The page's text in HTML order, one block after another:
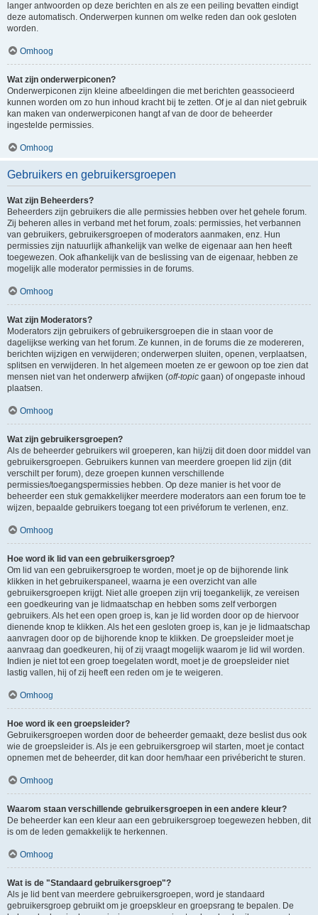
langer antwoorden op deze berichten en als ze een peiling bevatten eindigt
deze automatisch. Onderwerpen kunnen om welke reden dan ook gesloten
worden.
Omhoog
Wat zijn onderwerpiconen?
Onderwerpiconen zijn kleine afbeeldingen die met berichten geassocieerd
kunnen worden om zo hun inhoud kracht bij te zetten. Of je al dan niet gebruik
kan maken van onderwerpiconen hangt af van de door de beheerder
ingestelde permissies.
Omhoog
Gebruikers en gebruikersgroepen
Wat zijn Beheerders?
Beheerders zijn gebruikers die alle permissies hebben over het gehele forum.
Zij beheren alles in verband met het forum, zoals: permissies, het verbannen
van gebruikers, gebruikersgroepen of moderators aanmaken, enz. Hun
permissies zijn natuurlijk afhankelijk van welke de eigenaar aan hen heeft
toegewezen. Ook afhankelijk van de beslissing van de eigenaar, hebben ze
mogelijk alle moderator permissies in de forums.
Omhoog
Wat zijn Moderators?
Moderators zijn gebruikers of gebruikersgroepen die in staan voor de
dagelijkse werking van het forum. Ze kunnen, in de forums die ze modereren,
berichten wijzigen en verwijderen; onderwerpen sluiten, openen, verplaatsen,
splitsen en verwijderen. In het algemeen moeten ze er gewoon op toe zien dat
mensen niet van het onderwerp afwijken (off-topic gaan) of ongepaste inhoud
plaatsen.
Omhoog
Wat zijn gebruikersgroepen?
Als de beheerder gebruikers wil groeperen, kan hij/zij dit doen door middel van
gebruikersgroepen. Gebruikers kunnen van meerdere groepen lid zijn (dit
verschilt per forum), deze groepen kunnen verschillende
permissies/toegangspermissies hebben. Op deze manier is het voor de
beheerder een stuk gemakkelijker meerdere moderators aan een forum toe te
wijzen, bepaalde gebruikers toegang tot een privéforum te verlenen, enz.
Omhoog
Hoe word ik lid van een gebruikersgroep?
Om lid van een gebruikersgroep te worden, moet je op de bijhorende link
klikken in het gebruikerspaneel, waarna je een overzicht van alle
gebruikersgroepen krijgt. Niet alle groepen zijn vrij toegankelijk, ze vereisen
een goedkeuring van je lidmaatschap en hebben soms zelf verborgen
gebruikers. Als het een open groep is, kan je lid worden door op de hiervoor
dienende knop te klikken. Als het een gesloten groep is, kan je je lidmaatschap
aanvragen door op de bijhorende knop te klikken. De groepsleider moet je
aanvraag dan goedkeuren, hij of zij vraagt mogelijk waarom je lid wil worden.
Indien je niet tot een groep toegelaten wordt, moet je de groepsleider niet
lastig vallen, hij of zij heeft een reden om je te weigeren.
Omhoog
Hoe word ik een groepsleider?
Gebruikersgroepen worden door de beheerder gemaakt, deze beslist dus ook
wie de groepsleider is. Als je een gebruikersgroep wil starten, moet je contact
opnemen met de beheerder, dit kan door hem/haar een privébericht te sturen.
Omhoog
Waarom staan verschillende gebruikersgroepen in een andere kleur?
De beheerder kan een kleur aan een gebruikersgroep toegewezen hebben, dit
is om de leden gemakkelijk te herkennen.
Omhoog
Wat is de "Standaard gebruikersgroep"?
Als je lid bent van meerdere gebruikersgroepen, word je standaard
gebruikersgroep gebruikt om je groepskleur en groepsrang te bepalen. De